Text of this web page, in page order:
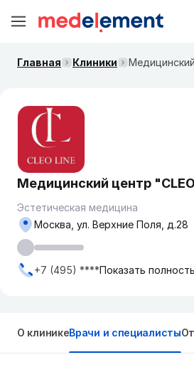
Главная Клиники
Медицинский центр
Эстетическая медицина
Москва, ​ул. Верхние Поля, д.28
+7 (495) ****Показать
О клиникеВрачи и специалисты